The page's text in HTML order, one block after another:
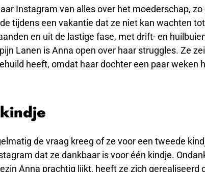
Instagram van alles over het moederschap, zo
tijdens een vakantie dat ze niet kan wachten
en uit de lastige fase, met drift- en
Lanen is Anna open over haar struggles. Ze
heeft, omdat haar dochter een paar weken
de vraag kreeg of ze voor een tweede
dat ze dankbaar is voor één kindje.
Anna prachtig lijkt, heeft ze zich gerealiseerd